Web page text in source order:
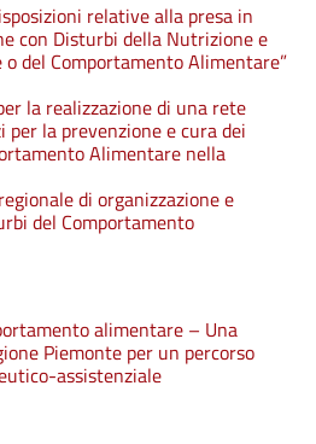
relative alla presa in
con Disturbi della Nutrizione e
o del Comportamento Alimentare”
la realizzazione di una rete
la prevenzione e cura dei
Alimentare nella
di organizzazione e
del Comportamento
alimentare – Una
Piemonte per un percorso
assistenziale